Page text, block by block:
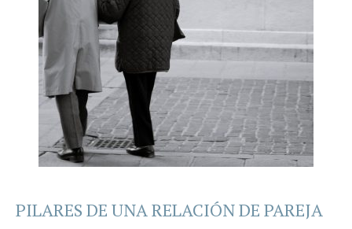
PILARES DE UNA RELACIÓN DE PAREJA